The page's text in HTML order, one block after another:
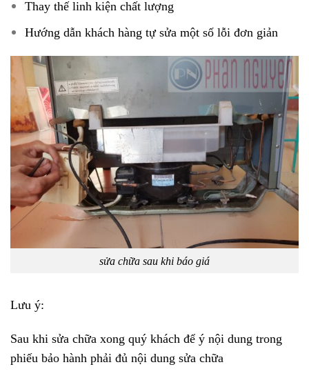
Thay thế linh kiện chất lượng
Hướng dẫn khách hàng tự sửa một số lỗi đơn giản
sửa chữa sau khi báo giá
Lưu ý:
Sau khi sửa chữa xong quý khách để ý nội dung trong
phiếu bảo hành phải đủ nội dung sửa chữa